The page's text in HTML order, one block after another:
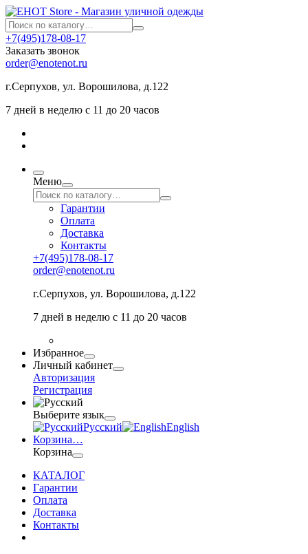
+7(495)178-08-17
Заказать звонок
order@enotenot.ru
г.Серпухов, ул. Ворошилова, д.122
7 дней в неделю с 11 до 20 часов
Меню
Гарантии
Оплата
Доставка
Контакты
+7(495)178-08-17
order@enotenot.ru
г.Серпухов, ул. Ворошилова, д.122
7 дней в неделю с 11 до 20 часов
Избранное
Личный кабинет
Авторизация
Регистрация
Выберите язык
Русский
English
Корзина…
Корзина
КАТАЛОГ
Гарантии
Оплата
Доставка
Контакты